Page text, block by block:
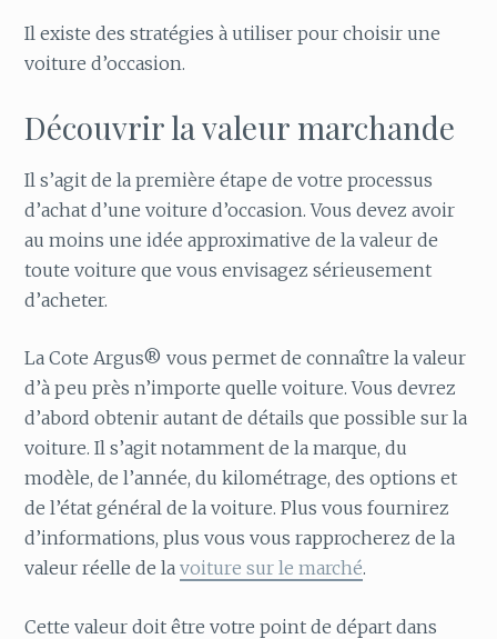
Il existe des stratégies à utiliser pour choisir une
voiture d’occasion.
Découvrir la valeur marchande
Il s’agit de la première étape de votre processus
d’achat d’une voiture d’occasion. Vous devez avoir
au moins une idée approximative de la valeur de
toute voiture que vous envisagez sérieusement
d’acheter.
La Cote Argus® vous permet de connaître la valeur
d’à peu près n’importe quelle voiture. Vous devrez
d’abord obtenir autant de détails que possible sur la
voiture. Il s’agit notamment de la marque, du
modèle, de l’année, du kilométrage, des options et
de l’état général de la voiture. Plus vous fournirez
d’informations, plus vous vous rapprocherez de la
valeur réelle de lavoiture sur le marché.
Cette valeur doit être votre point de départ dans